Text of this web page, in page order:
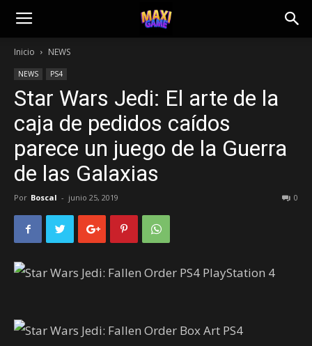
Inicio NEWS
NEWS PS4
Star Wars Jedi: El arte de la
caja de pedidos caídos
parece un juego de la Guerra
de las Galaxias
Por Boscal - junio 25, 2019 0